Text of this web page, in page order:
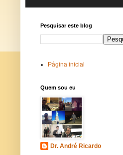
Pesquisar este blog
Página inicial
Quem sou eu
Dr. André Ricardo